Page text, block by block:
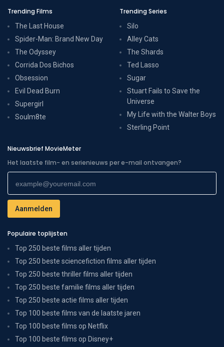
Trending Films
The Last House
Spider-Man: Brand New Day
The Odyssey
Corrida Dos Bichos
Obsession
Evil Dead Burn
Supergirl
Soulm8te
Trending Series
Silo
Alley Cats
The Shards
Ted Lasso
Sugar
Stuart Fails to Save the
Universe
My Life with the Walter Boys
Sterling Point
Nieuwsbrief MovieMeter
Het laatste film- en serienieuws per e-mail ontvangen?
Populaire toplijsten
Top 250 beste films aller tijden
Top 250 beste sciencefiction films aller tijden
Top 250 beste thriller films aller tijden
Top 250 beste familie films aller tijden
Top 250 beste actie films aller tijden
Top 100 beste films van de laatste jaren
Top 100 beste films op Netflix
Top 100 beste films op Disney+